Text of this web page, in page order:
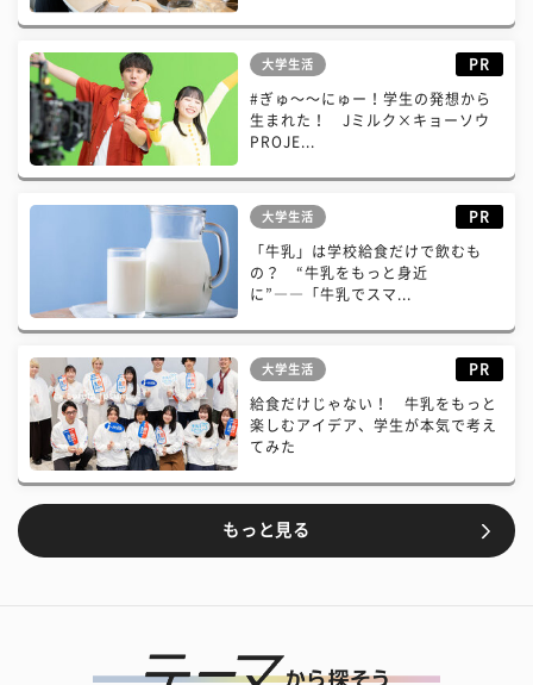
大学生活 PR
#ぎゅ〜〜にゅー！学生の発想から
生まれた！ Jミルク×キョーソウ
PROJE...
大学生活 PR
「牛乳」は学校給食だけで飲むも
の？ “牛乳をもっと身近
に”――「牛乳でスマ...
大学生活 PR
給食だけじゃない！ 牛乳をもっと
楽しむアイデア、学生が本気で考え
てみた
もっと見る